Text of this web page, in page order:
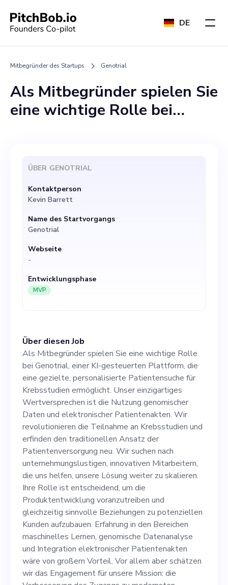
DE
Mitbegründer des Startups Genotrial
Als Mitbegründer spielen Sie
eine wichtige Rolle bei
eine gezielte, personalisierte
Patientensuche für
Krebsstudien ermöglicht.
Unser einzigartiges
Wertversprechen ist die
Nutzung genomischer Daten
und elektronischer
Patientenakten. Wir
und erfinden den
traditionellen Ansatz der
Patientenversorgung neu.
Wir suchen nach
unternehmungslustigen,
innovativen Mitarbeitern, die
uns helfen, unsere Lösung
weiter zu skalieren. Ihre
Rolle ist entscheidend, um
die Produktentwicklung
voranzutreiben und
gleichzeitig sinnvolle
Beziehungen zu potenziellen
Über diesen Job
Als Mitbegründer spielen Sie eine wichtige Rolle
bei Genotrial, einer KI-gesteuerten Plattform, die
eine gezielte, personalisierte Patientensuche für
Krebsstudien ermöglicht. Unser einzigartiges
Wertversprechen ist die Nutzung genomischer
Daten und elektronischer Patientenakten. Wir
revolutionieren die Teilnahme an Krebsstudien und
erfinden den traditionellen Ansatz der
Patientenversorgung neu. Wir suchen nach
unternehmungslustigen, innovativen Mitarbeitern,
die uns helfen, unsere Lösung weiter zu skalieren.
Ihre Rolle ist entscheidend, um die
Produktentwicklung voranzutreiben und
gleichzeitig sinnvolle Beziehungen zu potenziellen
Kunden aufzubauen. Erfahrung in den Bereichen
maschinelles Lernen, genomische Datenanalyse
und Integration elektronischer Patientenakten
wäre von großem Vorteil. Vor allem aber schätzen
wir das Engagement für unsere Mission: die
ÜBER GENOTRIAL
Kontaktperson
Kevin Barrett
Name des Startvorgangs
Genotrial
Webseite
-
Entwicklungsphase
MVP